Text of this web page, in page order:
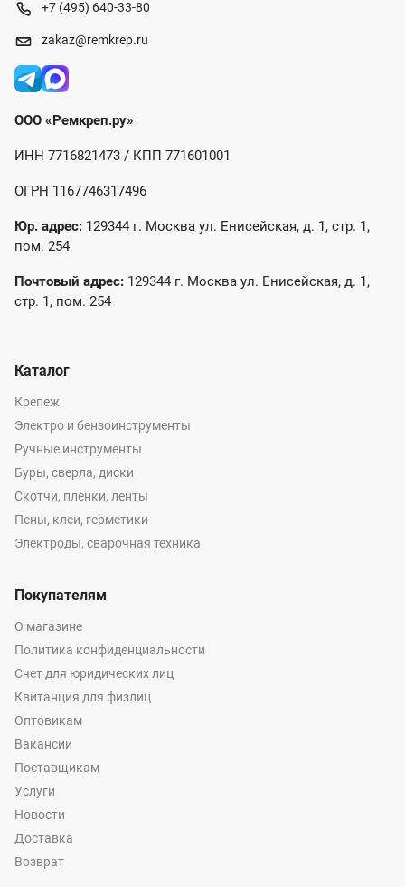
+7 (495) 640-33-80
zakaz@remkrep.ru
ООО «Ремкреп.ру»
ИНН 7716821473 / КПП 771601001
ОГРН 1167746317496
Юр. адрес: 129344 г. Москва ул. Енисейская, д. 1, стр. 1,
пом. 254
Почтовый адрес: 129344 г. Москва ул. Енисейская, д. 1,
стр. 1, пом. 254
Каталог
Крепеж
Электро и бензоинструменты
Ручные инструменты
Буры, сверла, диски
Скотчи, пленки, ленты
Пены, клеи, герметики
Электроды, сварочная техника
Покупателям
О магазине
Политика конфиденциальности
Счет для юридических лиц
Квитанция для физлиц
Оптовикам
Вакансии
Поставщикам
Услуги
Новости
Доставка
Возврат